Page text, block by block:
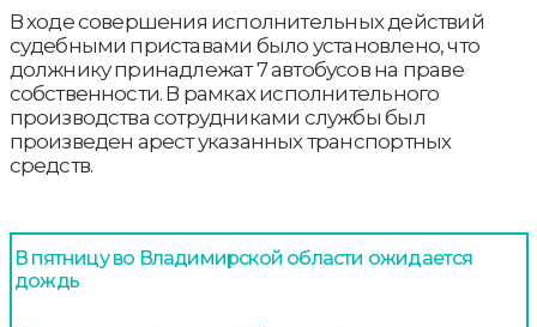
В ходе совершения исполнительных действий
судебными приставами было установлено, что
должнику принадлежат 7 автобусов на праве
собственности. В рамках исполнительного
производства сотрудниками службы был
произведен арест указанных транспортных
средств.
В пятницу во Владимирской области ожидается
дождь